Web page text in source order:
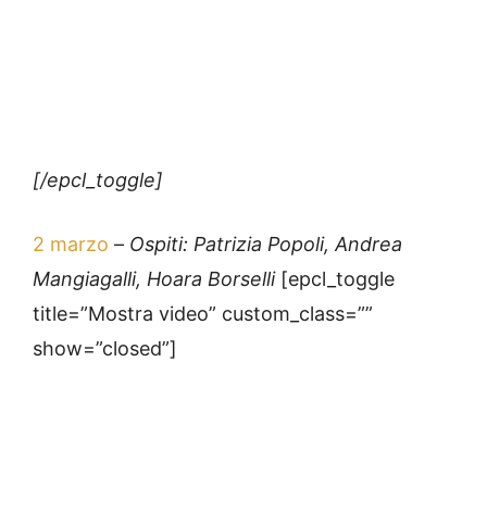
[/epcl_toggle]
2 marzo – Ospiti: Patrizia Popoli, Andrea
Mangiagalli, Hoara Borselli[epcl_toggle
title=”Mostra video” custom_class=””
show=”closed”]